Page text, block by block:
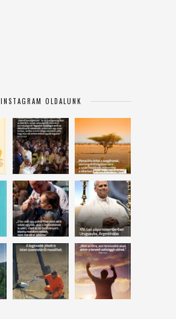
INSTAGRAM OLDALUNK